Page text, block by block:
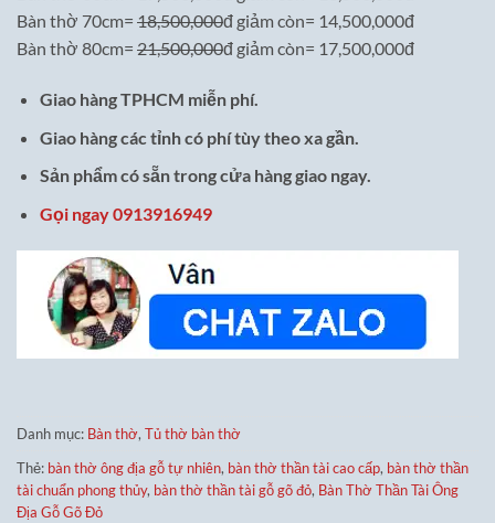
Bàn thờ 70cm= 18,500,000đ giảm còn= 14,500,000đ
Bàn thờ 80cm= 21,500,000đ giảm còn= 17,500,000đ
Giao hàng TPHCM miễn phí.
Giao hàng các tỉnh có phí tùy theo xa gần.
Sản phẩm có sẵn trong cửa hàng giao ngay.
Gọi ngay 0913916949
Danh mục: Bàn thờ, Tủ thờ bàn thờ
Thẻ: bàn thờ ông địa gỗ tự nhiên, bàn thờ thần tài cao cấp, bàn thờ thần
tài chuẩn phong thủy, bàn thờ thần tài gỗ gõ đỏ, Bàn Thờ Thần Tài Ông
Địa Gỗ Gõ Đỏ